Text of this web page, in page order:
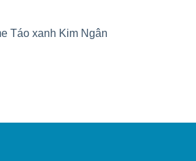
Táo xanh Kim Ngân